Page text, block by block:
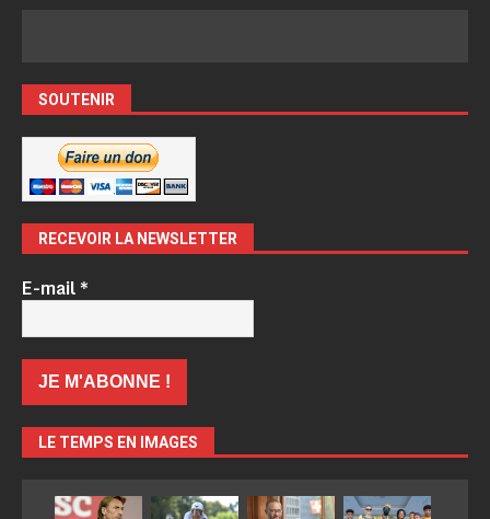
SOUTENIR
RECEVOIR LA NEWSLETTER
E-mail*
LE TEMPS EN IMAGES